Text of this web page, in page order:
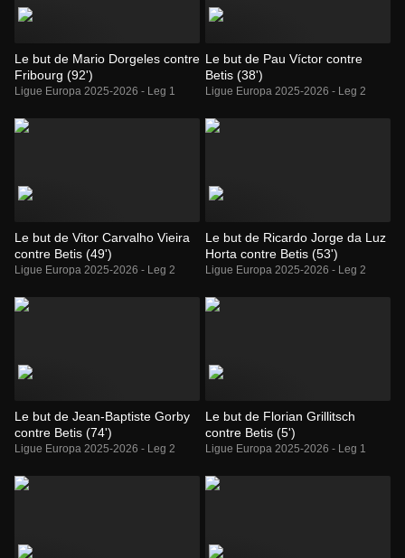
Le but de Mario Dorgeles contre
Fribourg (92')
Ligue Europa 2025-2026 - Leg 1
Le but de Pau Víctor contre
Betis (38')
Ligue Europa 2025-2026 - Leg 2
Le but de Vitor Carvalho Vieira
contre Betis (49')
Ligue Europa 2025-2026 - Leg 2
Le but de Ricardo Jorge da Luz
Horta contre Betis (53')
Ligue Europa 2025-2026 - Leg 2
Le but de Jean-Baptiste Gorby
contre Betis (74')
Ligue Europa 2025-2026 - Leg 2
Le but de Florian Grillitsch
contre Betis (5')
Ligue Europa 2025-2026 - Leg 1